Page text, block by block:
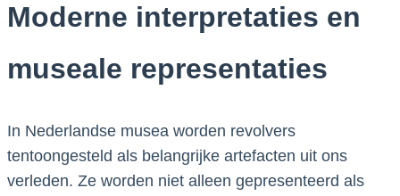
Moderne interpretaties en
museale representaties
In Nederlandse musea worden revolvers
tentoongesteld als belangrijke artefacten uit ons
verleden. Ze worden niet alleen gepresenteerd als